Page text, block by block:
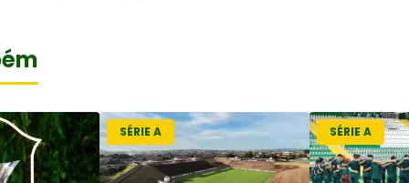
SÉRIE A SÉRIE A